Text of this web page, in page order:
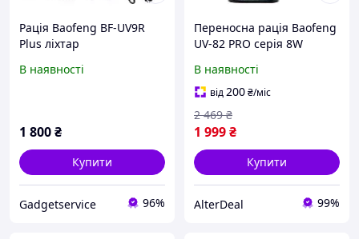
Рація Baofeng BF-UV9R
Plus ліхтар
В наявності
1 800₴
Купити
Gadgetservice 96%
Переносна рація Baofeng
UV-82 PRO серія 8W
ліхтар, 2 PTT, гарнітура
AlterDeal -thrilling-
unlimited-choice-
В наявності
від200₴/міс
1 999₴
2 469 ₴
Купити
AlterDeal 99%